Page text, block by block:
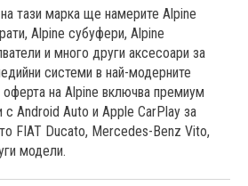
тази марка ще намерите Alpine
Alpine субуфери, Alpine
и много други аксесоари за
системи в най-модерните
на Alpine включва премиум
Android Auto и Apple CarPlay за
FIAT Ducato, Mercedes-Benz Vito,
модели.